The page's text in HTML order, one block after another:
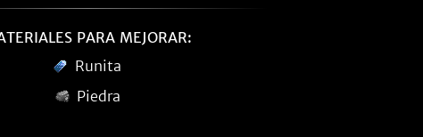
PARA MEJORAR:
Runita
Piedra